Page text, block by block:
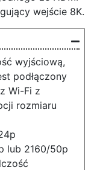
wejście 8K.
wyjściową,
podłączony
Wi-Fi z
rozmiaru
lub 2160/50p